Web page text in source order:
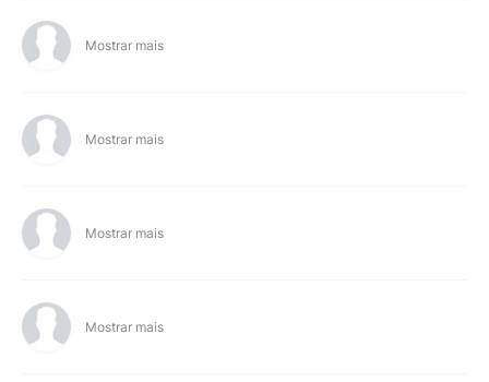
Mostrar mais
Mostrar mais
Mostrar mais
Mostrar mais